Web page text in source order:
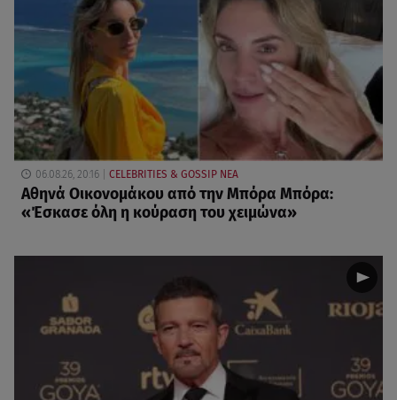
06.08.26, 20:16 CELEBRITIES & GOSSIP ΝΕΑ
Αθηνά Οικονομάκου από την Μπόρα Μπόρα:
«Έσκασε όλη η κούραση του χειμώνα»